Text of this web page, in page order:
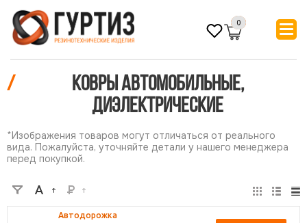
0
/
Ковры автомобильные,
диэлектрические
*Изображения товаров могут отличаться от реального
вида. Пожалуйста, уточняйте детали у нашего менеджера
перед покупкой.
Автодорожка